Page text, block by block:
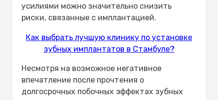
усилиями можно значительно снизить
риски, связанные с имплантацией.
Как выбрать лучшую клинику по установке
зубных имплантатов в Стамбуле?
Несмотря на возможное негативное
впечатление после прочтения о
долгосрочных побочных эффектах зубных